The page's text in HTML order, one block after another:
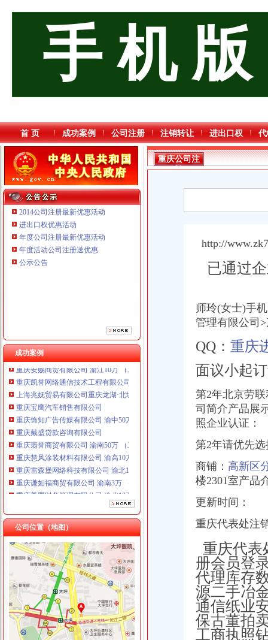
手 机 版
首 页 成功案例 公司注册 注销转让 进出口权
2014公司注册最新优惠活动
进出口权优惠活动
年度公司注册最新优惠活动
年度活动公司注册送优惠
公示公告
成功案例
重庆宝鹰汽车销售有限公司
重庆谦如福商贸有限公司 渝南3万 （公司转让）
重庆尊盟财务管理有限公司 渝北10万 （工商注册）
重庆安赐商贸有限公司 渝江10万 （工商注册）
重庆凯誉网络通信技术工程有限公司渝中分公司 （工商注册）
上海兆妩贸易有限公司重庆龙湖·北城天街分公司 （工商注册）
重庆宝鹰汽车销售有限公司
重庆饰知广告传媒有限公司 渝中50万 （工商注册）
重庆戴盛贷款咨询有限公司
重庆翡誉商贸有限公司 渝南50万 （工商注册）
重庆慧风涂装材料有限公司 渝高10万 （工商注册）
重庆雷森堡网络科技有限公司 渝北10万 （工商注册）
重庆谦如福商贸有限公司 渝南3万 （公司转让）
重庆尊盟财务管理有限公司 渝北10万 （工商注册）
重庆安赐商贸有限公司 渝江10万 （工商注册）
重庆凯誉网络通信技术工程有限公司渝中分公司 （工商注册）
上海兆妩贸易有限公司重庆龙湖·北城天街分公司 （工商注册）
公司位置（地图）
重庆公司注销
重庆证件遗失挂失清算注销怎么登报价格|重庆证件遗失挂失清算注销怎
重庆涪陵电力实业股份有限公司关于子公司完成吸收合并及工商登记注
重庆市卫生局早就撤消了重庆卫虹品招标公司资格——善战者,不在
重庆公司注
销
http://
已通过
师玲(女士)手
管理有限公司
QQ： 重庆
面议小起
第2年北京劳联
司简介产品展
照企业认证：
第2年请优先
商铺： 高新区
楼2301室产品
更新时间：
重庆代表处注
重庆代表
册会员登
代理库存
源二手冶
通信纸业
保古董拍
工商执照